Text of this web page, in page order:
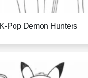
K-Pop Demon Hunters